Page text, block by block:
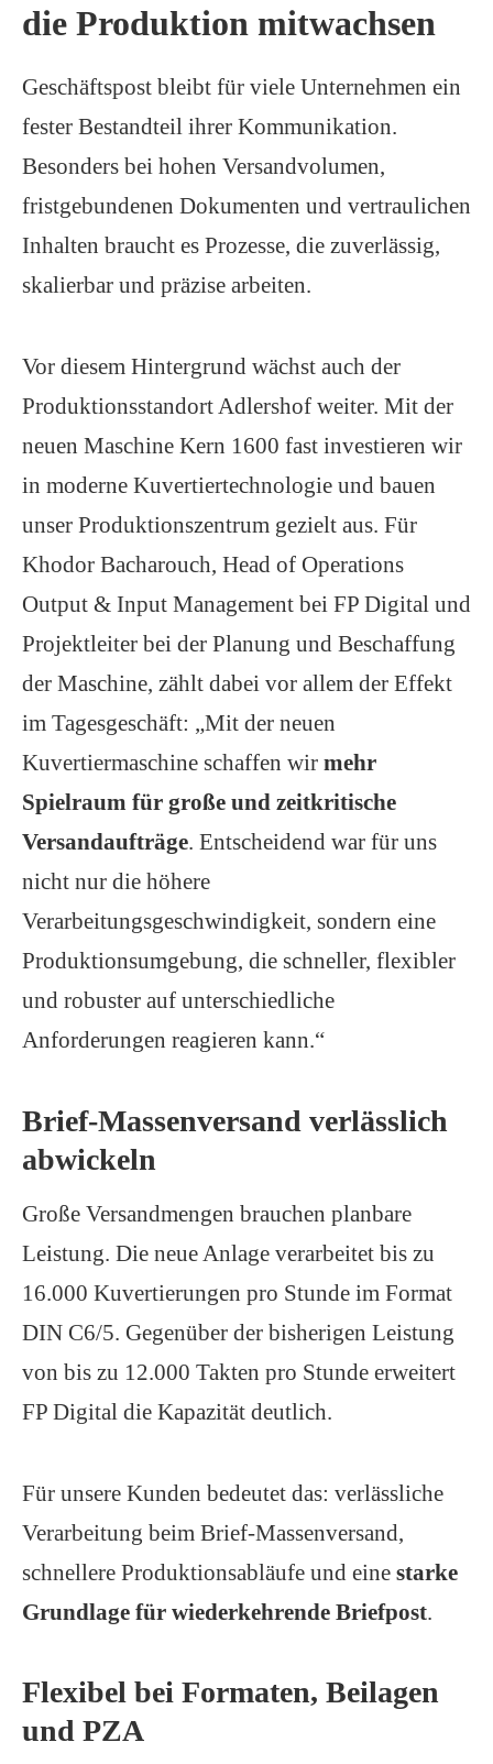
die Produktion mitwachsen
Geschäftspost bleibt für viele Unternehmen ein
fester Bestandteil ihrer Kommunikation.
Besonders bei hohen Versandvolumen,
fristgebundenen Dokumenten und vertraulichen
Inhalten braucht es Prozesse, die zuverlässig,
skalierbar und präzise arbeiten.
Vor diesem Hintergrund wächst auch der
Produktionsstandort Adlershof weiter. Mit der
neuen Maschine Kern 1600 fast investieren wir
in moderne Kuvertiertechnologie und bauen
unser Produktionszentrum gezielt aus. Für
Khodor Bacharouch, Head of Operations
Output & Input Management bei FP Digital und
Projektleiter bei der Planung und Beschaffung
der Maschine, zählt dabei vor allem der Effekt
im Tagesgeschäft: „Mit der neuen
Kuvertiermaschine schaffen wir mehr
Spielraum für große und zeitkritische
Versandaufträge. Entscheidend war für uns
nicht nur die höhere
Verarbeitungsgeschwindigkeit, sondern eine
Produktionsumgebung, die schneller, flexibler
und robuster auf unterschiedliche
Anforderungen reagieren kann.“
Brief-Massenversand verlässlich
abwickeln
Große Versandmengen brauchen planbare
Leistung. Die neue Anlage verarbeitet bis zu
16.000 Kuvertierungen pro Stunde im Format
DIN C6/5. Gegenüber der bisherigen Leistung
von bis zu 12.000 Takten pro Stunde erweitert
FP Digital die Kapazität deutlich.
Für unsere Kunden bedeutet das: verlässliche
Verarbeitung beim Brief-Massenversand,
schnellere Produktionsabläufe und eine starke
Grundlage für wiederkehrende Briefpost.
Flexibel bei Formaten, Beilagen
und PZA